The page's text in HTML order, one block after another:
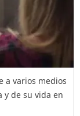
a varios medios
y de su vida en